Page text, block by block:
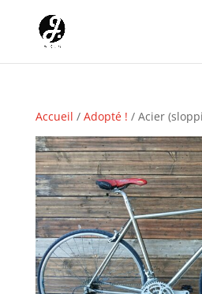
Accueil / Adopté ! / Acier